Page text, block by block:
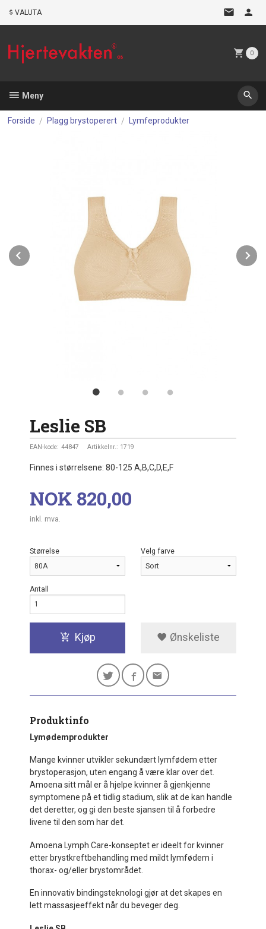
VALUTA
0
Meny
Forside Plagg brystoperert Lymfeprodukter
Prev
Leslie SB
EAN-kode: 44847 Artikkelnr.: 1719
Finnes i størrelsene: 80-125 A,B,C,D,E,F
Pris
NOK 820,00
inkl. mva.
Størrelse Velg farve
Antall
Kjøp Ønskeliste
Produktinfo
Lymødemprodukter
Mange kvinner utvikler sekundært lymfødem etter
brystoperasjon, uten engang å være klar over det.
Amoena sitt mål er å hjelpe kvinner å gjenkjenne
symptomene på et tidlig stadium, slik at de kan handle
det deretter, og gi den beste sjansen til å forbedre
livene til den som har det.
Amoena Lymph Care-konseptet er ideelt for kvinner
etter brystkreftbehandling med mildt lymfødem i
thorax- og/eller brystområdet.
En innovativ bindingsteknologi gjør at det skapes en
lett massasjeeffekt når du beveger deg.